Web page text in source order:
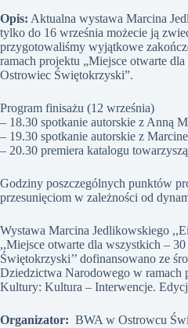
Opis: Aktualna wystawa Marcina
tylko do 16 września możecie ją
przygotowaliśmy wyjątkowe
ramach projektu „Miejsce otwarte
Ostrowiec Świętokrzyski”.
Program finisażu (12 września)
– 18.30 spotkanie autorskie z Anną
– 19.30 spotkanie autorskie z
– 20.30 premiera katalogu
Godziny poszczególnych punktów
przesunięciom w zależności od
Wystawa Marcina Jedlikowskiego
,,Miejsce otwarte dla wszystkich –
Świętokrzyski’’ dofinansowano ze
Dziedzictwa Narodowego w ramach
Kultury: Kultura – Interwencje.
Organizator: BWA w Ostrowcu